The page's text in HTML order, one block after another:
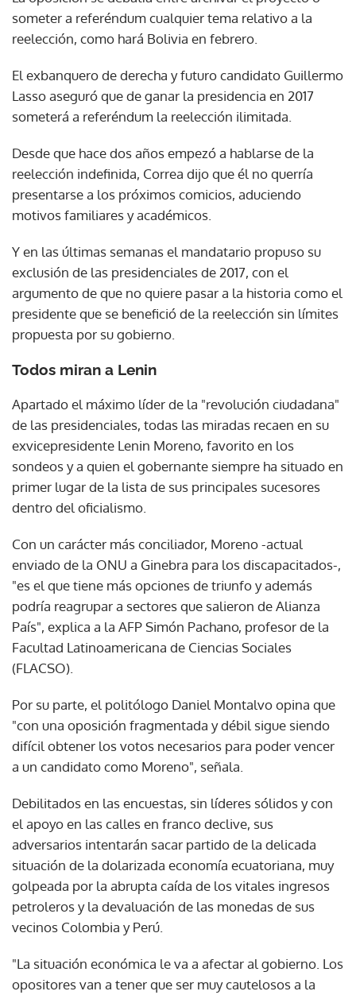
someter a referéndum cualquier tema relativo a la
reelección, como hará Bolivia en febrero.
El exbanquero de derecha y futuro candidato Guillermo
Lasso aseguró que de ganar la presidencia en 2017
someterá a referéndum la reelección ilimitada.
Desde que hace dos años empezó a hablarse de la
reelección indefinida, Correa dijo que él no querría
presentarse a los próximos comicios, aduciendo
motivos familiares y académicos.
Y en las últimas semanas el mandatario propuso su
exclusión de las presidenciales de 2017, con el
argumento de que no quiere pasar a la historia como el
presidente que se benefició de la reelección sin límites
propuesta por su gobierno.
Todos miran a Lenin
Apartado el máximo líder de la "revolución ciudadana"
de las presidenciales, todas las miradas recaen en su
exvicepresidente Lenin Moreno, favorito en los
sondeos y a quien el gobernante siempre ha situado en
primer lugar de la lista de sus principales sucesores
dentro del oficialismo.
Con un carácter más conciliador, Moreno -actual
enviado de la ONU a Ginebra para los discapacitados-,
"es el que tiene más opciones de triunfo y además
podría reagrupar a sectores que salieron de Alianza
País", explica a la AFP Simón Pachano, profesor de la
Facultad Latinoamericana de Ciencias Sociales
(FLACSO).
Por su parte, el politólogo Daniel Montalvo opina que
"con una oposición fragmentada y débil sigue siendo
difícil obtener los votos necesarios para poder vencer
a un candidato como Moreno", señala.
Debilitados en las encuestas, sin líderes sólidos y con
el apoyo en las calles en franco declive, sus
adversarios intentarán sacar partido de la delicada
situación de la dolarizada economía ecuatoriana, muy
golpeada por la abrupta caída de los vitales ingresos
petroleros y la devaluación de las monedas de sus
vecinos Colombia y Perú.
"La situación económica le va a afectar al gobierno. Los
opositores van a tener que ser muy cautelosos a la